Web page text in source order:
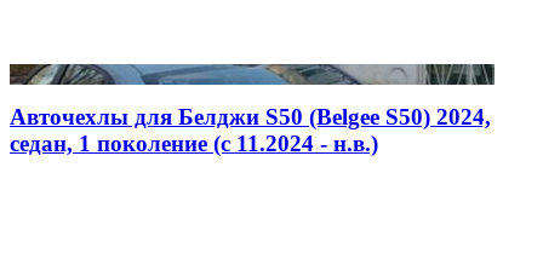
Авточехлы для Белджи S50 (Belgee S50) 2024,
седан, 1 поколение (c 11.2024 - н.в.)